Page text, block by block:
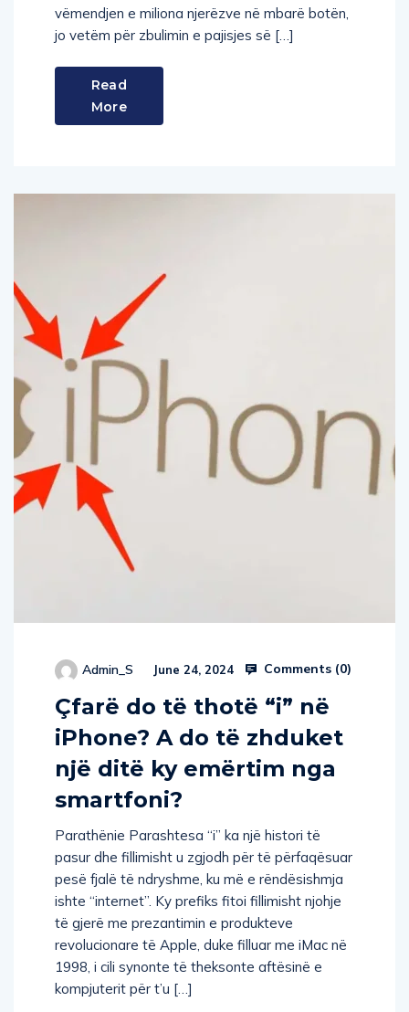
shtator, gjigandi i teknologjisë Apple tërheq
vëmendjen e miliona njerëzve në mbarë botën,
Read
More
Çfarë do të thotë “i” në
iPhone? A do të zhduket
një ditë ky emërtim nga
Parathënie Parashtesa “i” ka një histori të
pasur dhe fillimisht u zgjodh për të përfaqësuar
pesë fjalë të ndryshme, ku më e rëndësishmja
ishte “internet”. Ky prefiks fitoi fillimisht njohje
të gjerë me prezantimin e produkteve
revolucionare të Apple, duke filluar me iMac në
1998, i cili synonte të theksonte aftësinë e